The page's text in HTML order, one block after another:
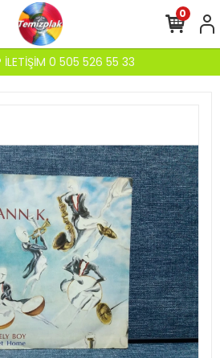
İLETİŞİM 0 505 526 55 33
0